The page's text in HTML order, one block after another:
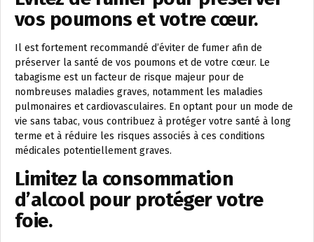
vos poumons et votre cœur.
Il est fortement recommandé d’éviter de fumer afin de
préserver la santé de vos poumons et de votre cœur. Le
tabagisme est un facteur de risque majeur pour de
nombreuses maladies graves, notamment les maladies
pulmonaires et cardiovasculaires. En optant pour un mode de
vie sans tabac, vous contribuez à protéger votre santé à long
terme et à réduire les risques associés à ces conditions
médicales potentiellement graves.
Limitez la consommation
d’alcool pour protéger votre
foie.